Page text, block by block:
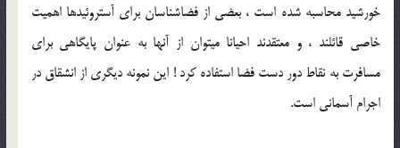
خورشيد محاسبه شده است ، بعضي از فضاشناسان براي آستروئيدها اهميت
خاصي قائلند ، و معتقدند احيانا مي‏توان از آنها به عنوان پايگاهي براي
مسافرت به نقاط دور دست فضا استفاده كرد ! اين نمونه ديگري از انشقاق در
اجرام آسماني است.